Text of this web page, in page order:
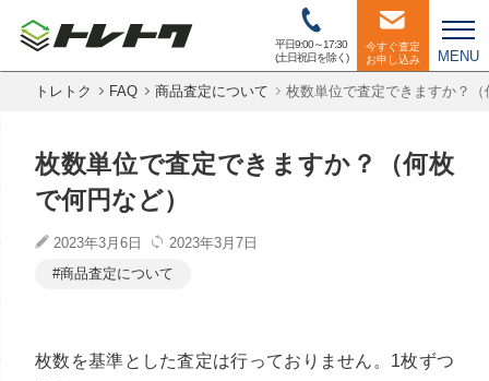
平日9:00～17:30
(土日祝日を除く)
今すぐ査定
お申し込み
MENU
トレトク FAQ 商品査定について 枚数単位で査定できますか？
枚数単位で査定できますか？（何枚
で何円など）
2023年3月6日
2023年3月7日
商品査定について
枚数を基準とした査定は行っておりません。1枚ずつ